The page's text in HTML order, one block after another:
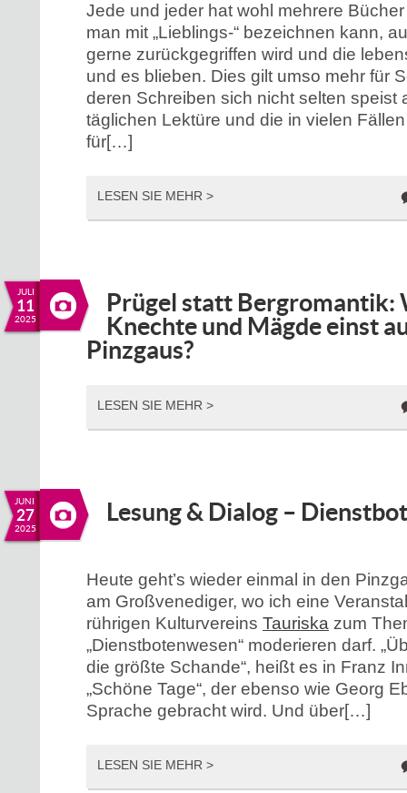
Jede und jeder hat wohl mehrere
man mit „Lieblings-“ bezeichnen kann,
gerne zurückgegriffen wird und die
und es blieben. Dies gilt umso mehr für
deren Schreiben sich nicht selten speist
täglichen Lektüre und die in vielen
für[…]
LESEN SIE MEHR >
JULI
11
2025
Prügel statt Bergromantik:
Knechte und Mägde einst
Pinzgaus?
LESEN SIE MEHR >
JUNI
27
2025
Lesung & Dialog –
Heute geht’s wieder einmal in den
am Großvenediger, wo ich eine
rührigen Kulturvereins Tauriska zum
„Dienstbotenwesen“ moderieren darf.
die größte Schande“, heißt es in Franz
„Schöne Tage“, der ebenso wie Georg
Sprache gebracht wird. Und über[…]
LESEN SIE MEHR >